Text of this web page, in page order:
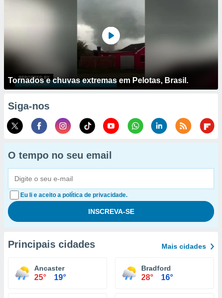
Tornados e chuvas extremas em Pelotas, Brasil.
Siga-nos
O tempo no seu email
Eu li e aceito a política de privacidade.
Principais cidades Mais cidades
Ancaster
25° 19°
Bradford
28° 16°